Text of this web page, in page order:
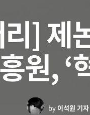
] 제
원, ‘
by 이석원 기자